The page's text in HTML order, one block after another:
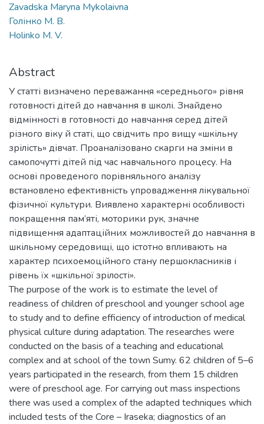
Zavadska Maryna Mykolaivna
Голінко М. В.
Holinko M. V.
Abstract
У статті визначено переважання «середнього» рівня
готовності дітей до навчання в школі. Знайдено
відмінності в готовності до навчання серед дітей
різного віку й статі, що свідчить про вищу «шкільну
зрілість» дівчат. Проаналізовано скарги на зміни в
самопочутті дітей під час навчального процесу. На
основі проведеного порівняльного аналізу
встановлено ефективність упровадження лікувальної
фізичної культури. Виявлено характерні особливості
покращення пам’яті, моторики рук, значне
підвищення адаптаційних можливостей до навчання в
шкільному середовищі, що істотно впливають на
характер психоемоційного стану першокласників і
рівень їх «шкільної зрілості».
The purpose of the work is to estimate the level of
readiness of children of preschool and younger school age
to study and to define efficiency of introduction of medical
physical culture during adaptation. The researches were
conducted on the basis of a teaching and educational
complex and at school of the town Sumy. 62 children of 5–6
years participated in the research, from them 15 children
were of preschool age. For carrying out mass inspections
there was used a complex of the adapted techniques which
included tests of the Core – Iraseka; diagnostics of an